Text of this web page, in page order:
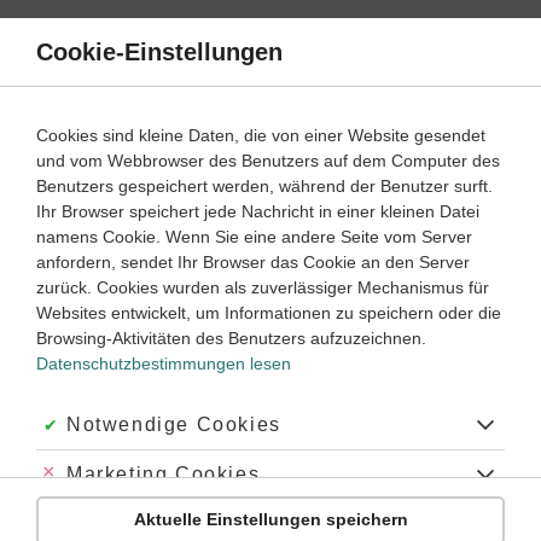
Direkt
Inhalt
Mathematik 5. Klasse ‐ Abitur
Uneigentliches Integral
Der Begriff desuneigentlichen Integralserweitert das
bestimmte Integralauf solche Fälle, in denen der Integrand
) divergent ist oder der Integrationsbereich sich ins
Unendliche erstreckt. Man betrachtet in solchen Fällen den
nennt man ihn ein uneigentliches Integral
und schreibt z.
B.:
= ∫
∞
( )d = lim
b→ ∞
∫
a
( )d = lim
b→∞
[ ( )]b = lim [ ( )
=∫a∞f(x)dx=limb→∞∫abf(x)dx=limb→∞[F(x)]1b=limb→∞[F(b)−
Cookie-Einstellungen
Cookies sind kleine Daten, die von einer Website gesendet
und vom Webbrowser des Benutzers auf dem Computer des
Benutzers gespeichert werden, während der Benutzer surft.
Ihr Browser speichert jede Nachricht in einer kleinen Datei
namens Cookie. Wenn Sie eine andere Seite vom Server
anfordern, sendet Ihr Browser das Cookie an den Server
zurück. Cookies wurden als zuverlässiger Mechanismus für
Websites entwickelt, um Informationen zu speichern oder die
Browsing-Aktivitäten des Benutzers aufzuzeichnen.
Datenschutzbestimmungen lesen
Akzeptiert:
Notwendige Cookies
Abgelehnt:
Marketing Cookies
Abgelehnt:
Personalisierungs-Cookies
Aktuelle Einstellungen speichern